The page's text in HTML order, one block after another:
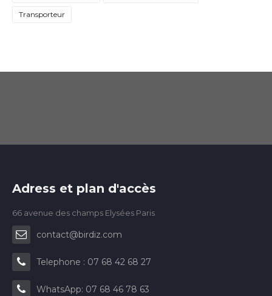
Transporteur
Adress et plan d'accès
66 avenue des champs Elysées Paris
contact@birdiz.com
Telephone : 07 68 42 68 27
WhatsApp: 07 68 46 78 63